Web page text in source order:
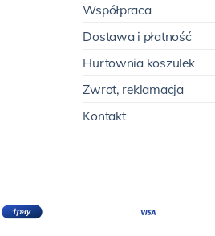
Współpraca
Dostawa i płatność
Hurtownia koszulek
Zwrot, reklamacja
Kontakt